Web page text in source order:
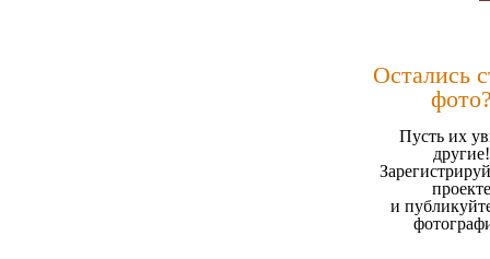
Остались
Пусть их
другие!
проекте
и